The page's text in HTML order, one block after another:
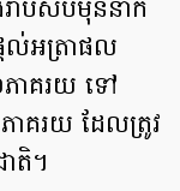
រាប់សិបម៉ឺននាក់
អត្រាផល
ាគរយ ទៅ
ាគរយ ដែលត្រូវ
តិ។